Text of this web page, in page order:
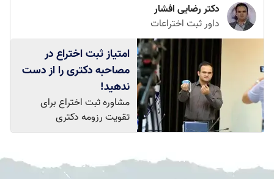
دکتر رضایی افشار
داور ثبت اختراعات
امتیاز ثبت اختراع در
مصاحبه دکتری را از دست
ندهید!
مشاوره ثبت اختراع برای
تقویت رزومه دکتری